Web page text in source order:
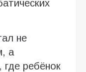
не
а
ребёнок